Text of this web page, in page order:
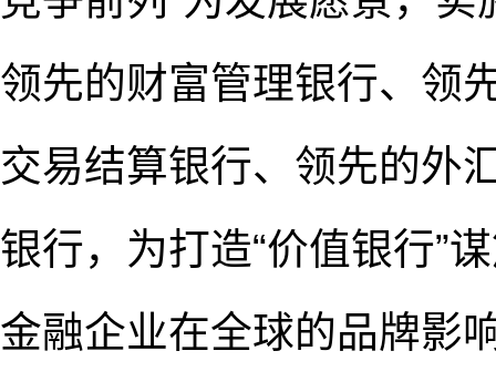
领先的财富管理银行、领
交易结算银行、领先的外
银行，为打造“价值银行”
金融企业在全球的品牌影